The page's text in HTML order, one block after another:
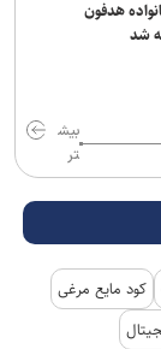
هدفون
بیش
تر
کود مایع مرغی